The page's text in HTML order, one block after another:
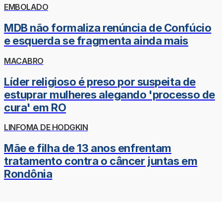
EMBOLADO
MDB não formaliza renúncia de Confúcio
e esquerda se fragmenta ainda mais
MACABRO
Líder religioso é preso por suspeita de
estuprar mulheres alegando 'processo de
cura' em RO
LINFOMA DE HODGKIN
Mãe e filha de 13 anos enfrentam
tratamento contra o câncer juntas em
Rondônia